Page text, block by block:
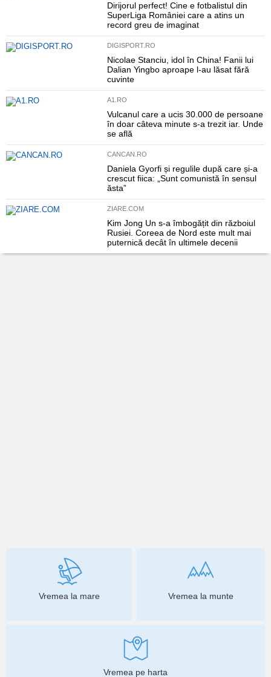
Dirijorul perfect! Cine e fotbalistul din
SuperLiga României care a atins un
record greu de imaginat
DIGISPORT.RO
Nicolae Stanciu, idol în China! Fanii lui
Dalian Yingbo aproape l-au lăsat fără
cuvinte
A1.RO
Vulcanul care a ucis 30.000 de persoane
în doar câteva minute s-a trezit iar. Unde
se află
CANCAN.RO
Daniela Gyorfi și regulile după care și-a
crescut fiica: „Sunt comunistă în sensul
ăsta”
ZIARE.COM
Kim Jong Un s-a îmbogățit din războiul
Rusiei. Coreea de Nord este mult mai
puternică decât în ultimele decenii
Vremea la mare Vremea la munte
Vremea pe harta